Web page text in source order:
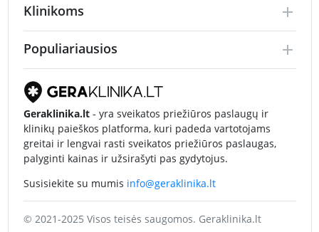
Klinikoms
Populiariausios
Geraklinika.lt- yra sveikatos priežiūros paslaugų ir
klinikų paieškos platforma, kuri padeda vartotojams
greitai ir lengvai rasti sveikatos priežiūros paslaugas,
palyginti kainas ir užsirašyti pas gydytojus.
Susisiekite su mumis info@geraklinika.lt
© 2021-2025 Visos teisės saugomos. Geraklinika.lt